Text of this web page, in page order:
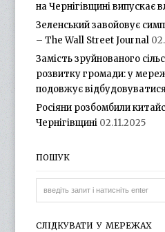
на Чернігівщині випускає
Зеленський завойовує
– The Wall Street Journal
Замість зруйнованого
розвитку громади: у
подовжує
Росіяни розбомбили
Чернігівщині 02.11.2025
ПОШУК
СЛІДКУВАТИ У МЕРЕЖАХ